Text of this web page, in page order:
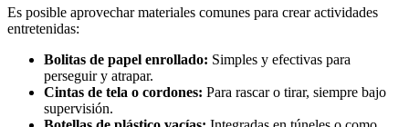
Es posible aprovechar materiales comunes para crear actividades
entretenidas:
Bolitas de papel enrollado: Simples y efectivas para
perseguir y atrapar.
Cintas de tela o cordones: Para rascar o tirar, siempre bajo
supervisión.